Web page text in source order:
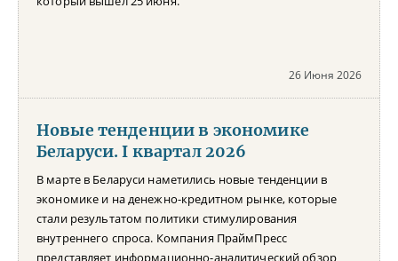
26 Июня 2026
Новые тенденции в экономике
Беларуси. I квартал 2026
В марте в Беларуси наметились новые тенденции в
экономике и на денежно-кредитном рынке, которые
стали результатом политики стимулирования
внутреннего спроса. Компания ПраймПресс
представляет информационно-аналитический обзор